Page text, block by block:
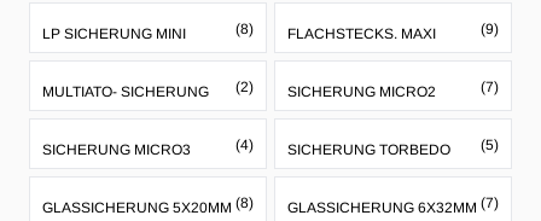
LP SICHERUNG MINI (8) FLACHSTECKS. MAXI (9)
MULTIATO- SICHERUNG (2) SICHERUNG MICRO2 (7)
SICHERUNG MICRO3 (4) SICHERUNG TORBEDO (5)
GLASSICHERUNG 5X20MM (8) GLASSICHERUNG 6X32MM (7)